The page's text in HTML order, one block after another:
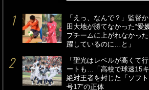
「えっ、なんで？」監督
田大地が勝てなかった“愛
プチームに上がれなかっ
躍しているのに…と」
「聖光はレベルが高くて
ートも…「高校で球速15
絶対王者を封じた「ソフ
号17”の正体